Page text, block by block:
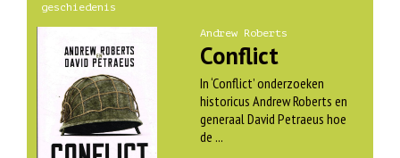
geschiedenis
Andrew Roberts
Conflict
In ‘Conflict’ onderzoeken
historicus Andrew Roberts en
generaal David Petraeus hoe
de ...